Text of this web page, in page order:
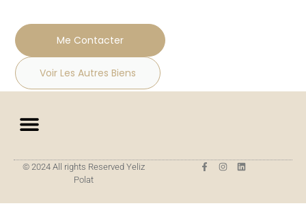
Me Contacter
Voir Les Autres Biens
© 2024 All rights Reserved Yeliz
Polat